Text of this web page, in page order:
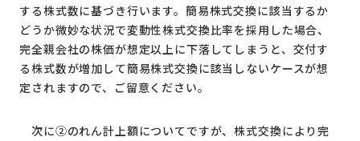
する株式数に基づき行います。簡易株式交換に該当するか
どうか微妙な状況で変動性株式交換比率を採用した場合、
完全親会社の株価が想定以上に下落してしまうと、交付す
る株式数が増加して簡易株式交換に該当しないケースが想
定されますので、ご留意ください。
次に②のれん計上額についてですが、株式交換により完